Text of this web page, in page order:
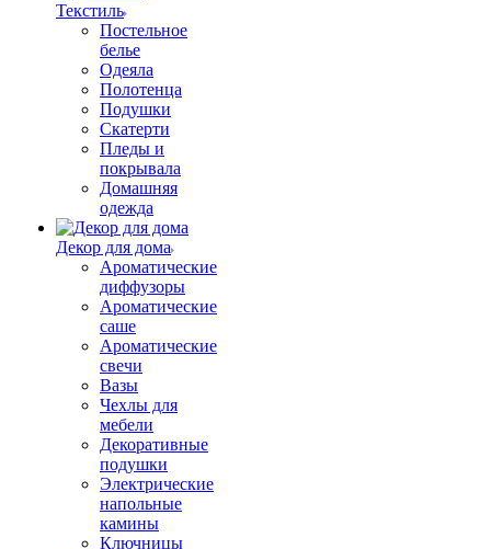
Текстиль
Постельное
белье
Одеяла
Полотенца
Подушки
Скатерти
Пледы и
покрывала
Домашняя
одежда
Декор для дома
Ароматические
диффузоры
Ароматические
саше
Ароматические
свечи
Вазы
Чехлы для
мебели
Декоративные
подушки
Электрические
напольные
камины
Ключницы